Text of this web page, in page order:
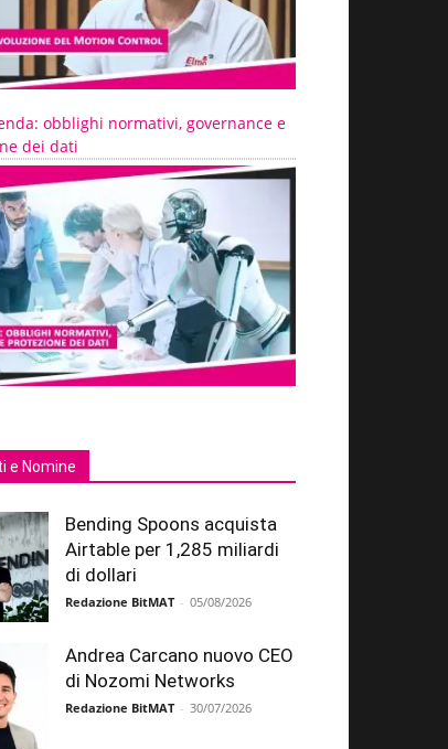
obblighi normativi, governance e
dei dati
e Nomine
Bending Spoons acquista
Airtable per 1,285 miliardi
di dollari
Redazione BitMAT - 05/08/2026
Andrea Carcano nuovo CEO
di Nozomi Networks
Redazione BitMAT - 30/07/2026